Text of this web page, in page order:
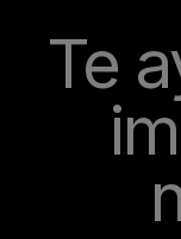
Te